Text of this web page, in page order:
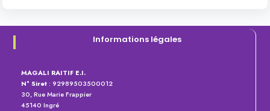
Informations légales
MAGALI RAITIF E.I.
N° Siret : 92989503500012
30, Rue Marie Frappier
45140 Ingré